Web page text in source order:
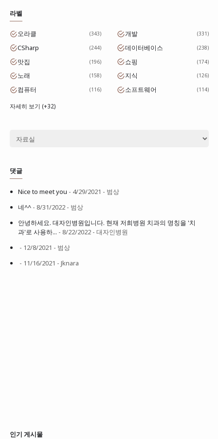
라벨
오라클 343 개발 331
CSharp 244 데이터베이스 238
맛집 196 쇼핑 174
노래 158 지식 126
컴퓨터 116 소프트웨어 114
자세히 보기 (+32)
댓글
Nice to meet you - 4/29/2021 - 범상
네^^ - 8/31/2022 - 범상
안녕하세요. 대자인병원입니다. 현재 저희병원 치과의 명칭을 '치
과'로 사용하... - 8/22/2022 - 대자인병원
- 12/8/2021 - 범상
- 11/16/2021 - Jknara
인기 게시물